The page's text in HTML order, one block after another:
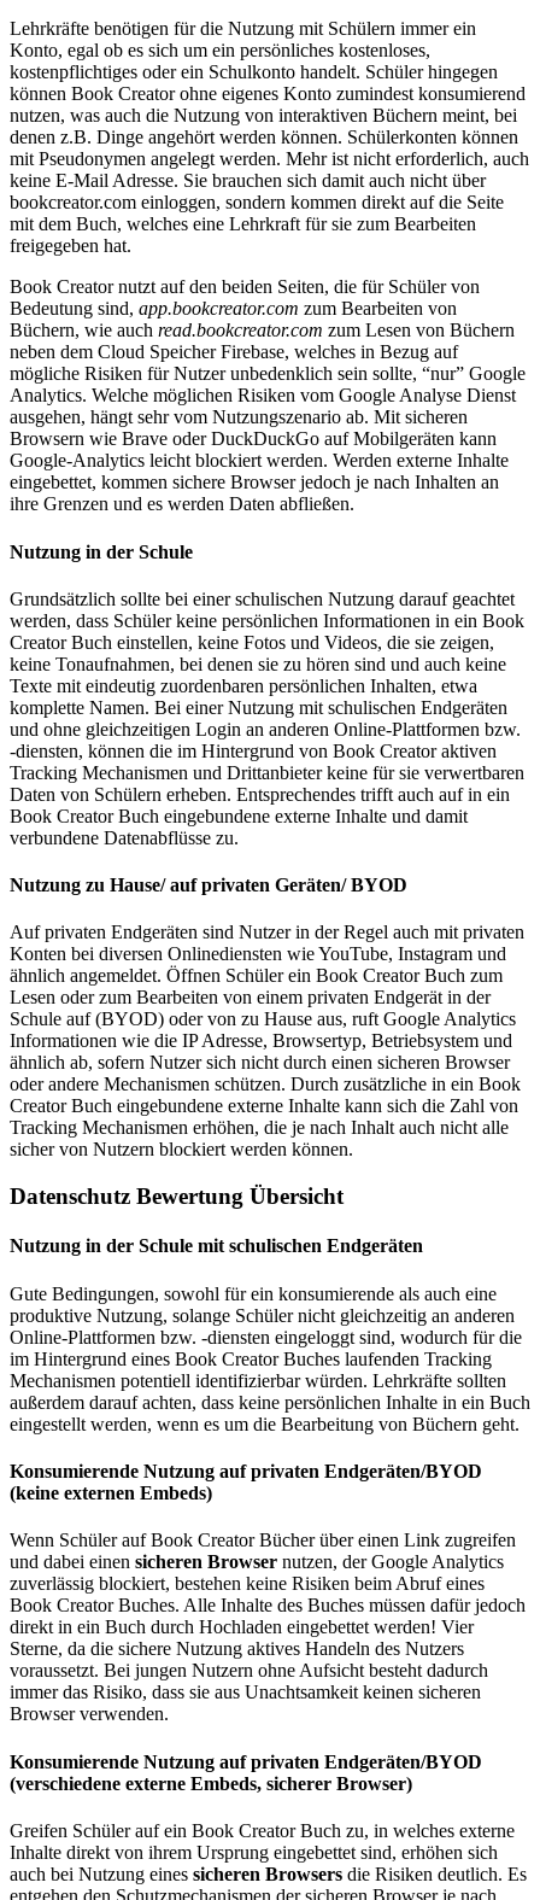
Lehrkräfte benötigen für die Nutzung mit Schülern immer ein
Konto, egal ob es sich um ein persönliches kostenloses,
kostenpflichtiges oder ein Schulkonto handelt. Schüler hingegen
können Book Creator ohne eigenes Konto zumindest konsumierend
nutzen, was auch die Nutzung von interaktiven Büchern meint, bei
denen z.B. Dinge angehört werden können. Schülerkonten können
mit Pseudonymen angelegt werden. Mehr ist nicht erforderlich, auch
keine E-Mail Adresse. Sie brauchen sich damit auch nicht über
bookcreator.com einloggen, sondern kommen direkt auf die Seite
mit dem Buch, welches eine Lehrkraft für sie zum Bearbeiten
freigegeben hat.
Book Creator nutzt auf den beiden Seiten, die für Schüler von
Bedeutung sind, app.bookcreator.com zum Bearbeiten von
Büchern, wie auch read.bookcreator.com zum Lesen von Büchern
neben dem Cloud Speicher Firebase, welches in Bezug auf
mögliche Risiken für Nutzer unbedenklich sein sollte, “nur” Google
Analytics. Welche möglichen Risiken vom Google Analyse Dienst
ausgehen, hängt sehr vom Nutzungszenario ab. Mit sicheren
Browsern wie Brave oder DuckDuckGo auf Mobilgeräten kann
Google-Analytics leicht blockiert werden. Werden externe Inhalte
eingebettet, kommen sichere Browser jedoch je nach Inhalten an
ihre Grenzen und es werden Daten abfließen.
Nutzung in der Schule
Grundsätzlich sollte bei einer schulischen Nutzung darauf geachtet
werden, dass Schüler keine persönlichen Informationen in ein Book
Creator Buch einstellen, keine Fotos und Videos, die sie zeigen,
keine Tonaufnahmen, bei denen sie zu hören sind und auch keine
Texte mit eindeutig zuordenbaren persönlichen Inhalten, etwa
komplette Namen. Bei einer Nutzung mit schulischen Endgeräten
und ohne gleichzeitigen Login an anderen Online-Plattformen bzw.
-diensten, können die im Hintergrund von Book Creator aktiven
Tracking Mechanismen und Drittanbieter keine für sie verwertbaren
Daten von Schülern erheben. Entsprechendes trifft auch auf in ein
Book Creator Buch eingebundene externe Inhalte und damit
verbundene Datenabflüsse zu.
Nutzung zu Hause/ auf privaten Geräten/ BYOD
Auf privaten Endgeräten sind Nutzer in der Regel auch mit privaten
Konten bei diversen Onlinediensten wie YouTube, Instagram und
ähnlich angemeldet. Öffnen Schüler ein Book Creator Buch zum
Lesen oder zum Bearbeiten von einem privaten Endgerät in der
Schule auf (BYOD) oder von zu Hause aus, ruft Google Analytics
Informationen wie die IP Adresse, Browsertyp, Betriebsystem und
ähnlich ab, sofern Nutzer sich nicht durch einen sicheren Browser
oder andere Mechanismen schützen. Durch zusätzliche in ein Book
Creator Buch eingebundene externe Inhalte kann sich die Zahl von
Tracking Mechanismen erhöhen, die je nach Inhalt auch nicht alle
sicher von Nutzern blockiert werden können.
Datenschutz Bewertung Übersicht
Nutzung in der Schule mit schulischen Endgeräten
Gute Bedingungen, sowohl für ein konsumierende als auch eine
produktive Nutzung, solange Schüler nicht gleichzeitig an anderen
Online-Plattformen bzw. -diensten eingeloggt sind, wodurch für die
im Hintergrund eines Book Creator Buches laufenden Tracking
Mechanismen potentiell identifizierbar würden. Lehrkräfte sollten
außerdem darauf achten, dass keine persönlichen Inhalte in ein Buch
eingestellt werden, wenn es um die Bearbeitung von Büchern geht.
Konsumierende Nutzung auf privaten Endgeräten/BYOD
(keine externen Embeds)
Wenn Schüler auf Book Creator Bücher über einen Link zugreifen
und dabei einen sicheren Browser nutzen, der Google Analytics
zuverlässig blockiert, bestehen keine Risiken beim Abruf eines
Book Creator Buches. Alle Inhalte des Buches müssen dafür jedoch
direkt in ein Buch durch Hochladen eingebettet werden! Vier
Sterne, da die sichere Nutzung aktives Handeln des Nutzers
voraussetzt. Bei jungen Nutzern ohne Aufsicht besteht dadurch
immer das Risiko, dass sie aus Unachtsamkeit keinen sicheren
Browser verwenden.
Konsumierende Nutzung auf privaten Endgeräten/BYOD
(verschiedene externe Embeds, sicherer Browser)
Greifen Schüler auf ein Book Creator Buch zu, in welches externe
Inhalte direkt von ihrem Ursprung eingebettet sind, erhöhen sich
auch bei Nutzung eines sicheren Browsers die Risiken deutlich. Es
entgehen den Schutzmechanismen der sicheren Browser je nach